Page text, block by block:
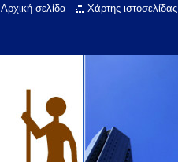
Αρχική σελίδα Χάρτης ιστοσελίδας